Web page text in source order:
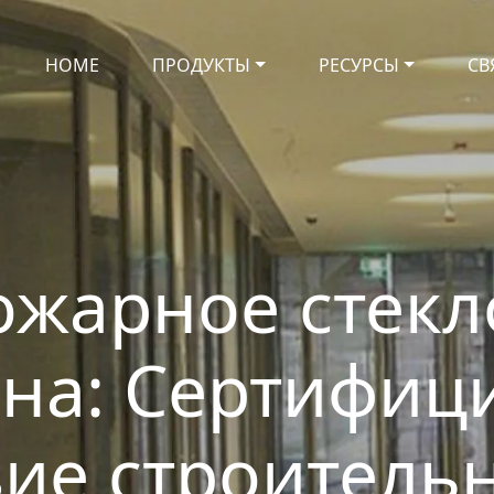
HOME ПРОДУКТЫ РЕСУРСЫ